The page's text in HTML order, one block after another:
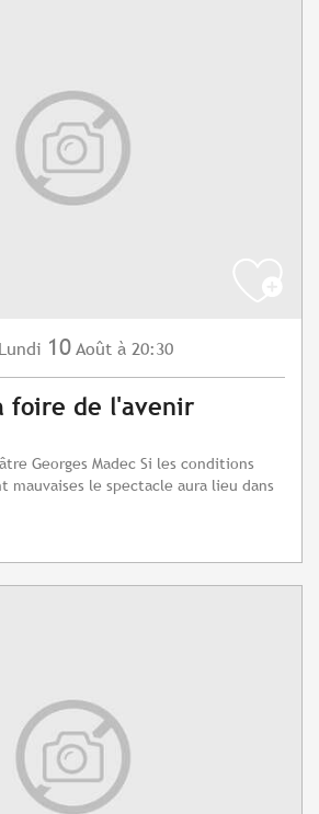
Lundi 10 Août à 20:30
foire de l'avenir
Georges Madec Si les conditions
mauvaises le spectacle aura lieu dans